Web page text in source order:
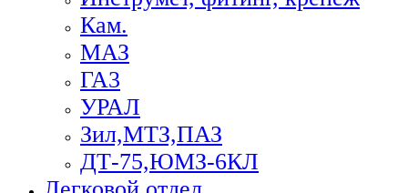
Кам.
МАЗ
ГА3
УРАЛ
Зил,МТЗ,ПАЗ
ДТ-75,ЮМЗ-6КЛ